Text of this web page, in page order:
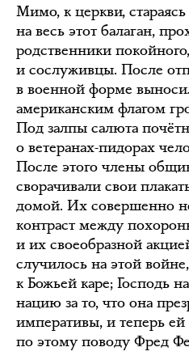
Мимо, к церкви,
на весь этот балаган,
родственники
и сослуживцы. После
в военной форме
американским флагом
Под залпы салюта
о ветеранах-пидорах
После этого члены
сворачивали свои
домой. Их совершенно
контраст между
и их своеобразной
случилось на этой
к Божьей каре; Господь
нацию за то, что она
императивы, и теперь
по этому поводу Фред